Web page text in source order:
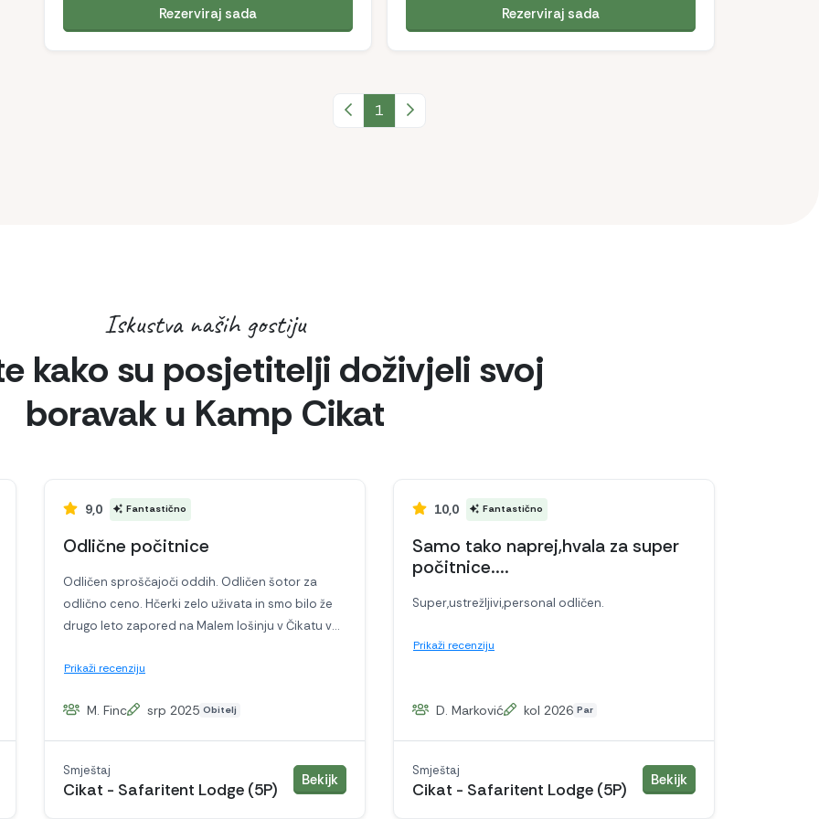
Rezerviraj sada Rezerviraj sada
Prethodna stranica
1 Sljedeća stranica
Iskustva naših gostiju
kako su posjetitelji doživjeli svoj
boravak u Kamp Cikat
9,0 Fantastično
Odlične počitnice
Odličen sproščajoči oddih. Odličen šotor za
odlično ceno. Hčerki zelo uživata in smo bilo že
drugo leto zapored na Malem lošinju v Čikatu v
Prikaži recenziju
M. Finc srp 2025 Obitelj
Cikat - Safaritent Lodge (5P)
Smještaj
Bekijk
10,0 Fantastično
Samo tako naprej,hvala za super
počitnice....
Super,ustrežljivi,personal odličen.
Prikaži recenziju
D. Marković kol 2026 Par
Cikat - Safaritent Lodge (5P)
Smještaj
Bekijk